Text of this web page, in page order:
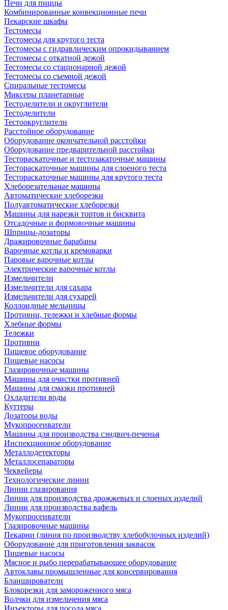
Печи для пиццы
Комбинированные конвекционные печи
Пекарские шкафы
Тестомесы
Тестомесы для крутого теста
Тестомесы с гидравлическим опрокидыванием
Тестомесы с откатной дежой
Тестомесы со стационарной дежой
Тестомесы со съемной дежой
Спиральные тестомесы
Миксеры планетарные
Тестоделители и округлители
Тестоделители
Тестоокруглители
Расстойное оборудование
Оборудование окончательной расстойки
Оборудование предварительной расстойки
Тестораскаточные и тестозакаточные машины
Тестораскаточные машины для слоеного теста
Тестораскаточные машины для крутого теста
Хлеборезательные машины
Автоматические хлеборезки
Полуавтоматические хлеборезки
Машины для нарезки тортов и бисквита
Отсадочные и формовочные машины
Шприцы-дозаторы
Дражировочные барабаны
Варочные котлы и кремоварки
Паровые варочные котлы
Электрические варочные котлы
Измельчители
Измельчители для сахара
Измельчители для сухарей
Коллоидные мельницы
Противни, тележки и хлебные формы
Хлебные формы
Тележки
Противни
Пищевое оборудование
Пищевые насосы
Глазировочные машины
Машины для очистки противней
Машины для смазки противней
Охладители воды
Куттеры
Дозаторы воды
Мукопросеиватели
Машины для производства сэндвич-печенья
Инспекционное оборудование
Металлодетекторы
Металлосепараторы
Чеквейеры
Технологические линии
Линии глазирования
Линии для производства дрожжевых и слоеных изделий
Линии для производства вафель
Мукопросеиватели
Глазировочные машины
Пекарни (линия по производству хлебобулочных изделий)
Оборудование для приготовления заквасок
Пищевые насосы
Мясное и рыбо перерабатывающее оборудование
Автоклавы промышленные для консервирования
Бланширователи
Блокорезки для замороженного мяса
Волчки для измельчения мяса
Инъекторы для посола мяса